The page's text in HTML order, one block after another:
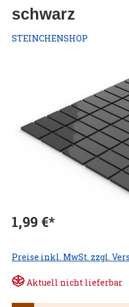
schwarz
STEINCHENSHOP
1,99 €*
Preise inkl. MwSt. zzgl.
Aktuell nicht lieferbar